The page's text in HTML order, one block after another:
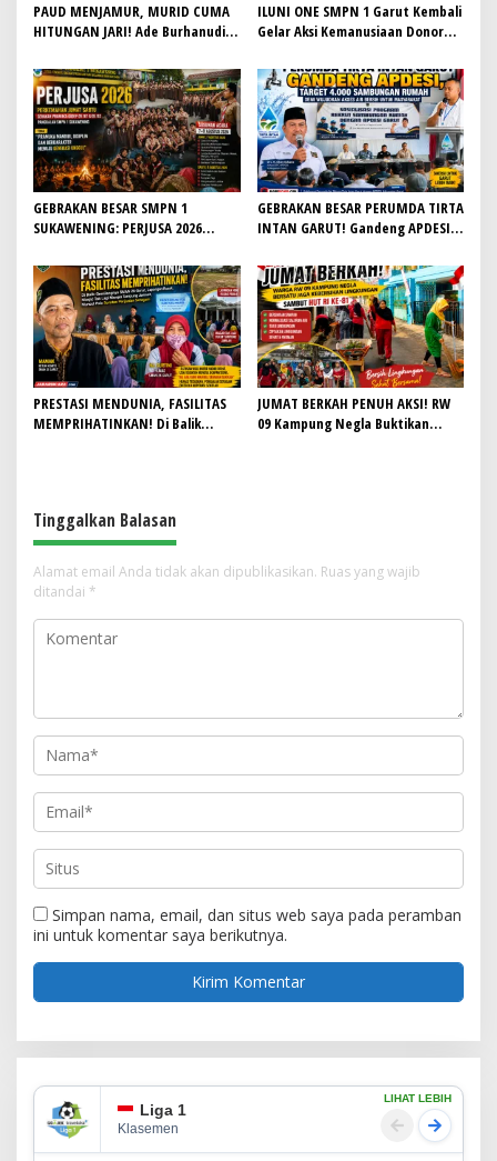
PAUD MENJAMUR, MURID CUMA
HITUNGAN JARI! Ade Burhanudin
Dikmas PAUD H. Iyan Sopiyan
Belum Beri Jawaban
ILUNI ONE SMPN 1 Garut Kembali
Gelar Aksi Kemanusiaan Donor
PMI
GEBRAKAN BESAR SMPN 1
SUKAWENING: PERJUSA 2026
JIWA KEPANDUAN SISWA
GEBRAKAN BESAR PERUMDA TIRTA
INTAN GARUT! Gandeng APDESI,
Demi Wujudkan Akses Air Bersih
untuk Masyarakat
PRESTASI MENDUNIA, FASILITAS
MEMPRIHATINKAN! Di Balik
Sorotan
JUMAT BERKAH PENUH AKSI! RW
09 Kampung Negla Buktikan
Tinggalkan Balasan
Alamat email Anda tidak akan dipublikasikan. Ruas yang wajib
ditandai *
Simpan nama, email, dan situs web saya pada peramban
ini untuk komentar saya berikutnya.
Liga 1
Klasemen
LIHAT LEBIH